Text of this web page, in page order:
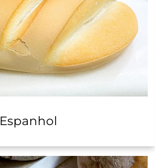
Espanhol